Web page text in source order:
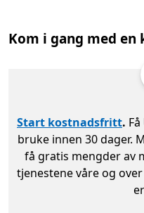
Kom i gang med
Start kostnadsfritt.
bruke innen 30 dager.
få gratis mengder av
tjenestene våre og